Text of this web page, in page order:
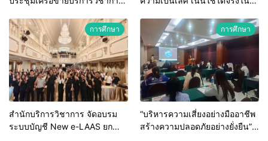
สร้างเครือข่ายและยกระดับงาน
วิชาการรับใช้สังคม
การศึกษา
สำนักบริการวิชาการ จัดอบรม
ระบบบัญชี New e-LAAS ยก
การศึกษา
“บริหารความเสี่ยงอย่างมืออาชีพ
สร้างความปลอดภัยอย่างยั่งยืน”